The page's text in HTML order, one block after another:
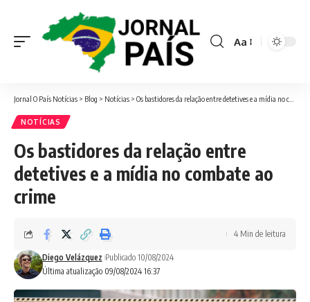
Font
Aa
Jornal O País Notícias > Blog > Notícias > Os bastidores da relação entre detetives e a mídia no combate ao crime
NOTÍCIAS
Os bastidores da relação entre
detetives e a mídia no combate ao
crime
Última atualização 09/08/2024 16:37
Diego Velázquez Publicado 10/08/2024
4 Min de leitura